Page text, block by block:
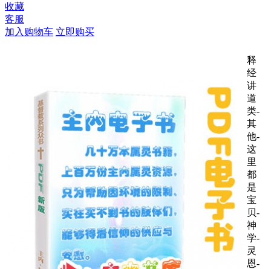
收藏
客服
加入购物车 立即购买
释
经
讲
道
类-
其
他-
这
里
都
是
宝
贝-
神
学-
灵
恩-